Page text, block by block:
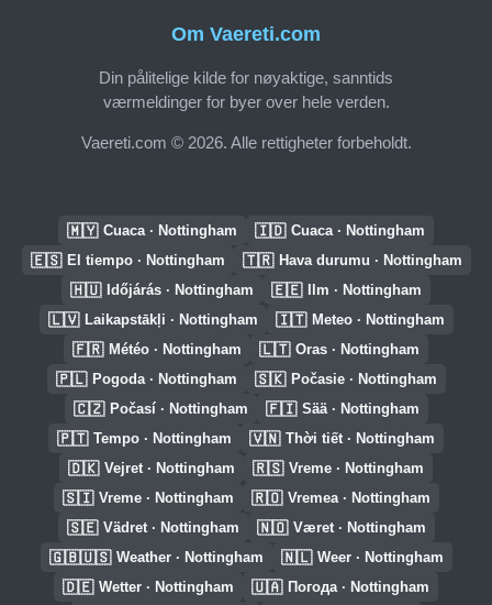
Om Vaereti.com
Din pålitelige kilde for nøyaktige, sanntids
værmeldinger for byer over hele verden.
Vaereti.com © 2026. Alle rettigheter forbeholdt.
🇲🇾 Cuaca · Nottingham 🇮🇩 Cuaca · Nottingham
🇪🇸 El tiempo · Nottingham 🇹🇷 Hava durumu · Nottingham
🇭🇺 Időjárás · Nottingham 🇪🇪 Ilm · Nottingham
🇱🇻 Laikapstākļi · Nottingham 🇮🇹 Meteo · Nottingham
🇫🇷 Météo · Nottingham 🇱🇹 Oras · Nottingham
🇵🇱 Pogoda · Nottingham 🇸🇰 Počasie · Nottingham
🇨🇿 Počasí · Nottingham 🇫🇮 Sää · Nottingham
🇵🇹 Tempo · Nottingham 🇻🇳 Thời tiết · Nottingham
🇩🇰 Vejret · Nottingham 🇷🇸 Vreme · Nottingham
🇸🇮 Vreme · Nottingham 🇷🇴 Vremea · Nottingham
🇸🇪 Vädret · Nottingham 🇳🇴 Været · Nottingham
🇬🇧🇺🇸 Weather · Nottingham 🇳🇱 Weer · Nottingham
🇩🇪 Wetter · Nottingham 🇺🇦 Погода · Nottingham